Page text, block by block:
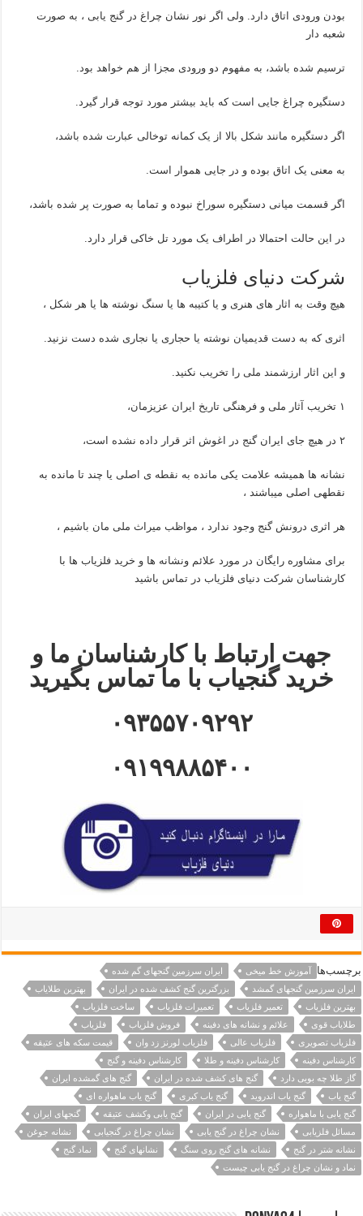
بودن ورودی اتاق دارد. ولی اگر نور نشان چراغ در گنج یابی ، به صورت
شعبه دار
ترسیم شده باشد، به مفهوم دو ورودی مجزا از هم خواهد بود.
دستگیره چراغ جایی است که باید بیشتر مورد توجه قرار گیرد.
اگر دستگیره مانند شکل بالا از یک کمانه توخالی عبارت شده باشد،
به معنی یک اتاق بوده و در جایی هموار است.
اگر قسمت میانی دستگیره سوراخ نبوده و تماما به صورت پر شده باشد،
در این حالت احتمالا در اطراف یک مورد تل خاکی قرار دارد.
شرکت دنیای فلزیاب
هیچ وقت به اثار های هنری و یا کتیبه ها یا سنگ نوشته ها یا هر شکل ،
اثری که به دست قدیمیان نوشته یا حجاری یا نجاری شده دست نزنید.
و این اثار ارزشمند ملی را تخریب نکنید.
۱ تخریب آثار ملی و فرهنگی تاریخ ایران عزیزمان،
۲ در هیچ جای ایران گنج در اغوش اثر قرار داده نشده است،
نشانه ها همیشه علامت یکی مانده به نقطه ی اصلی یا چند تا مانده به
نقطهی اصلی میباشند ،
هر اثری درونش گنج وجود ندارد ، مواظب میراث ملی مان باشیم ،
برای مشاوره رایگان در مورد علائم ونشانه ها و خرید فلزیاب ها با
کارشناسان شرکت دنیای فلزیاب در تماس باشید
جهت ارتباط با کارشناسان ما و
خرید گنجیاب با ما تماس بگیرید
۰۹۳۵۵۷۰۹۲۹۲
۰۹۱۹۹۸۸۵۴۰۰
برچسب‌ها آموزش خط میخی
ایران سرزمین گنجهای گم شده
ایران سرزمین گنجهای گمشد
بزرگترین گنج کشف شده در ایران
بهترین طلایاب
بهترین فلزیاب
تعمیر فلزیاب تعمیرات فلزیاب
ساخت فلزیاب
طلایاب قوی
علائم و نشانه های دفینه فروش فلزیاب
فلزیاب
فلزیاب تصویری
فلزیاب عالی فلزیاب لورنز زد وان
قیمت سکه های عتیقه
کارشناس دفینه
کارشناس دفینه و طلا
کارشناس دفینه و گنج
گاز طلا چه بویی دارد
گنج های کشف شده در ایران
گنج های گمشده ایران
گنج یاب
گنج یاب اندروید گنج یاب کبری
گنج یاب ماهواره ای
گنج یابی با ماهواره
گنج یابی در ایران گنج یابی وکشف عتیقه
گنجهای ایران
مسائل فلزیابی
نشان چراغ در گنج یابی نشان چراغ در گنجیابی
نشانه جوغن
نشانه شتر در گنج
نشانه های گنج روی سنگ نشانهای گنج
نماد گنج
نماد و نشان چراغ در گنج یابی چیست